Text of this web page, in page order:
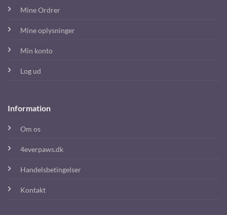
Mine Ordrer
Mine oplysninger
Min konto
Log ud
Information
Om os
4everpaws.dk
Handelsbetingelser
Kontakt